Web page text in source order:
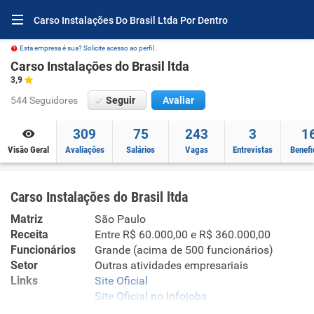
Carso Instalações Do Brasil Ltda Por Dentro
Esta empresa é sua? Solicite acesso ao perfil.
Carso Instalações do Brasil ltda
3,9
544 Seguidores Seguir Avaliar
Visão Geral
309
Avaliações
75
Salários
243
Vagas
3
Entrevistas
Carso Instalações do Brasil ltda
Matriz
São Paulo
Receita
Entre R$ 60.000,00 e R$ 360.000,00
Funcionários
Grande (acima de 500 funcionários)
Setor
Outras atividades empresariais
Links
Site Oficial
Site Oficial no Infojobs